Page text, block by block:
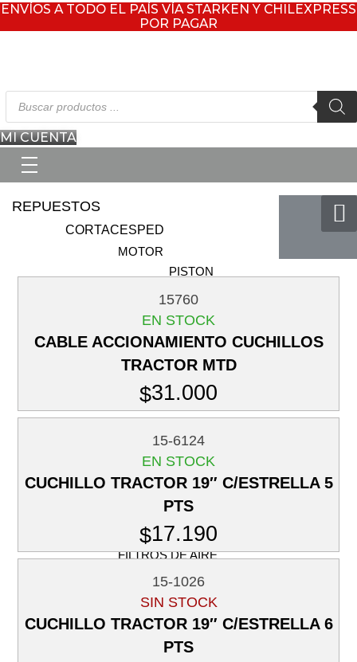
ENVÍOS A TODO EL PAÍS VÍA STARKEN Y CHILEXPRESS
POR PAGAR
Búsqueda
de
productos
MI CUENTA
REPUESTOS
CORTACESPED
MOTOR
PISTON
BIELA
ANILLOS
(CORTACESPED)
EJE DE LEVAS
(CORTACESPED)
BOBINA
(CORTACESPED)
OTROS
(CORTACESPED)
FILTROS DE AIRE
BUJIA (CORTACESPED)
CUCHILLO
CORREA
15760
EN STOCK
CABLE ACCIONAMIENTO CUCHILLOS
TRACTOR MTD
$31.000
15-6124
EN STOCK
CUCHILLO TRACTOR 19″ C/ESTRELLA 5
PTS
$17.190
15-1026
SIN STOCK
CUCHILLO TRACTOR 19″ C/ESTRELLA 6
PTS